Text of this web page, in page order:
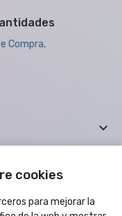
Compra,

cookies
para mejorar la